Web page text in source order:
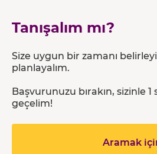
Tanışalım mı?
Size uygun bir zamanı
planlayalım.
Başvurunuzu bırakın, sizinle
geçelim!
Aramak